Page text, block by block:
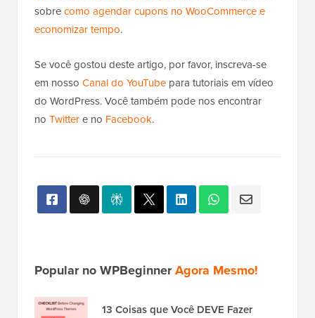
sobrecomo agendar cupons no WooCommerce e
economizar tempo.
Se você gostou deste artigo, por favor, inscreva-se
em nosso Canal do YouTube para tutoriais em vídeo
do WordPress. Você também pode nos encontrar
no Twittere no Facebook.
Popular no WPBeginnerAgora Mesmo!
13 Coisas que Você DEVE Fazer